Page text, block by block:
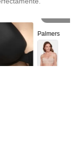
Palmers